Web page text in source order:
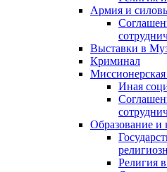
Армия и
Выставки в
Криминал
Миссионерская
Иная
Образование и
Религия